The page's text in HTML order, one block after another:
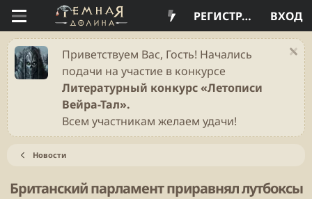
ВХОД
РЕГИСТРАЦИЯ
Приветствуем Вас, Гость! Начались
подачи на участие в конкурсе
Литературный конкурс «Летописи
Вейра-Тал».
Всем участникам желаем удачи!
Новости
Британский парламент приравнял лутбоксы